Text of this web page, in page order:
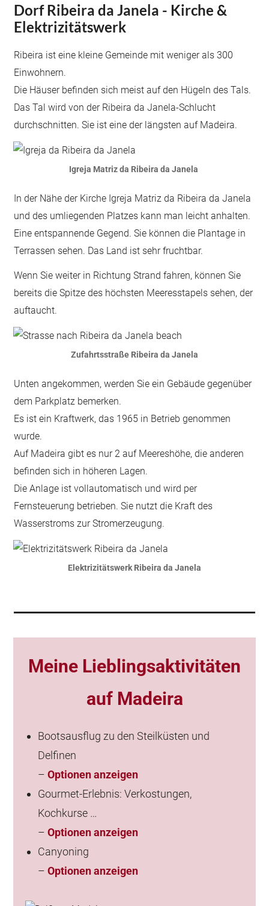
Dorf Ribeira da Janela - Kirche &
Elektrizitätswerk
Ribeira ist eine kleine Gemeinde mit weniger als 300
Einwohnern.
Die Häuser befinden sich meist auf den Hügeln des Tals.
Das Tal wird von der Ribeira da Janela-Schlucht
durchschnitten. Sie ist eine der längsten auf Madeira.
Igreja Matriz da Ribeira da Janela
In der Nähe der Kirche Igreja Matriz da Ribeira da Janela
und des umliegenden Platzes kann man leicht anhalten.
Eine entspannende Gegend. Sie können die Plantage in
Terrassen sehen. Das Land ist sehr fruchtbar.
Wenn Sie weiter in Richtung Strand fahren, können Sie
bereits die Spitze des höchsten Meeresstapels sehen, der
auftaucht.
Zufahrtsstraße Ribeira da Janela
Unten angekommen, werden Sie ein Gebäude gegenüber
dem Parkplatz bemerken.
Es ist ein Kraftwerk, das 1965 in Betrieb genommen
wurde.
Auf Madeira gibt es nur 2 auf Meereshöhe, die anderen
befinden sich in höheren Lagen.
Die Anlage ist vollautomatisch und wird per
Fernsteuerung betrieben. Sie nutzt die Kraft des
Wasserstroms zur Stromerzeugung.
Elektrizitätswerk Ribeira da Janela
Meine Lieblingsaktivitäten
auf Madeira
Bootsausflug zu den Steilküsten und
Delfinen
–Optionen anzeigen
Gourmet-Erlebnis: Verkostungen,
Kochkurse …
–Optionen anzeigen
Canyoning
–Optionen anzeigen